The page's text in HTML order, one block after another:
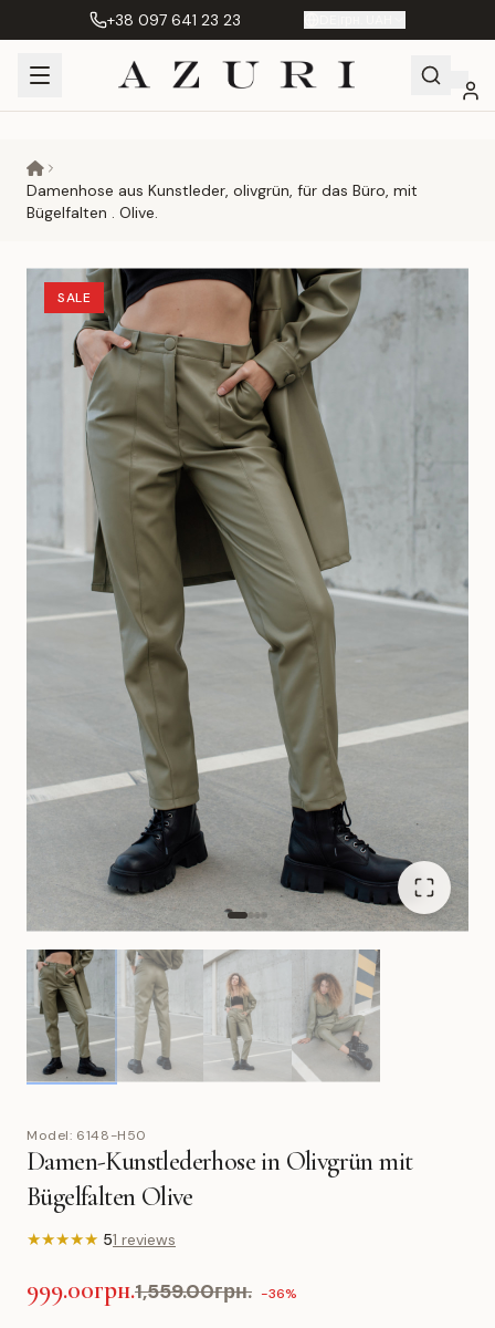
+38 097 641 23 23
Damenhose aus Kunstleder, olivgrün, für das Büro, mit
Bügelfalten . Olive.
SALE
Model: 6148-H50
Damen-Kunstlederhose in Olivgrün mit
Bügelfalten Olive
★★★★★ 51 reviews
999.00грн.1,559.00грн. -36%